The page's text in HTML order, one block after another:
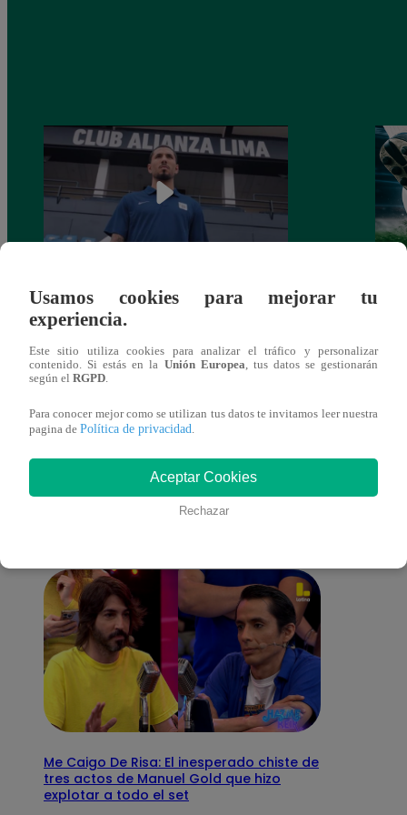
Alianza Lima: así anunció a Sergio Peña
como nuevo fichaje para el Torneo
También te puede
interesar
Me Caigo De Risa: El inesperado chiste de
tres actos de Manuel Gold que hizo
explotar a todo el set
Usamos cookies para mejorar tu
experiencia.
Este sitio utiliza cookies para analizar el tráfico y personalizar
contenido. Si estás en la Unión Europea, tus datos se gestionarán
según el RGPD.
Para conocer mejor como se utilizan tus datos te invitamos leer nuestra
pagina de Política de privacidad.
Aceptar Cookies
Rechazar